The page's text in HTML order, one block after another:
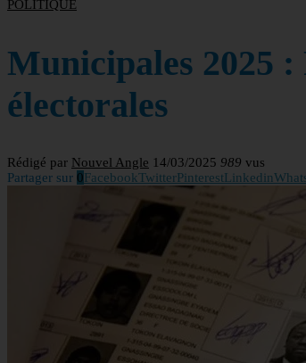
POLITIQUE
Municipales 2025 :
électorales
Rédigé par Nouvel Angle 14/03/2025 989 vus
Partager sur 0FacebookTwitterPinterestLinkedin